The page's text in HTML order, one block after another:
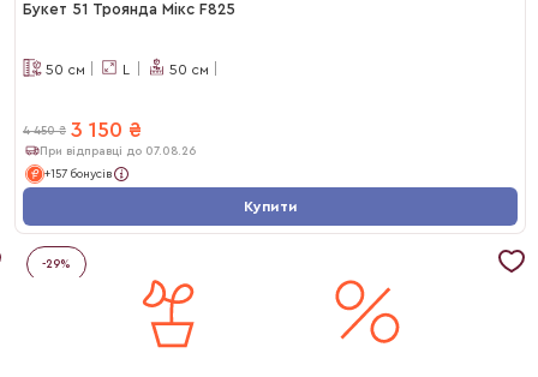
Букет 51 Троянда Мікс F825
50 см L 50 см
4 450 ₴ 3 150 ₴
При відправці до 07.08.26
+157 бонусів
Купити
-29%